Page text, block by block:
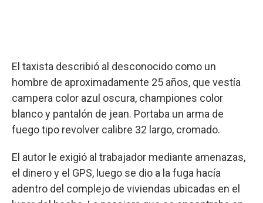
El taxista describió al desconocido como un
hombre de aproximadamente 25 años, que vestía
campera color azul oscura, championes color
blanco y pantalón de jean. Portaba un arma de
fuego tipo revolver calibre 32 largo, cromado.
El autor le exigió al trabajador mediante amenazas,
el dinero y el GPS, luego se dio a la fuga hacía
adentro del complejo de viviendas ubicadas en el